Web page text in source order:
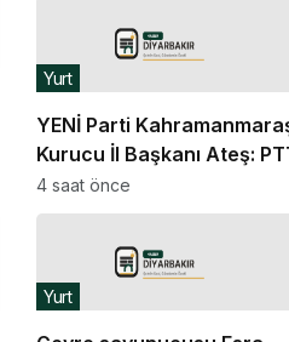
YENİ Parti
Kurucu İl Başkanı Ateş:
çalışanları için vicdan
istiyorum
Yurt
4 saat önce
Yurt